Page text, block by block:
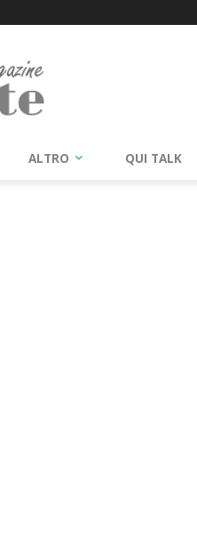
ALTRO QUI TALK